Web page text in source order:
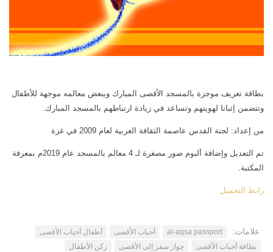
العروض التقديمية
دروس علمية
ركن الأطفال
بطاقة تعريف موجزة بالمسجد الأقصى المبارك وببعض معالمه موجهة للأطفال
وتتضمن إثباتا لهويتهم وتساعد في زيادة ارتباطهم بالمسجد المبارك.
من إعداد: لجنة القدس عاصمة الثقافة العربية لعام 2009 في غزة
تم التعديل وإضافة ألبوم صور مصغرة لـ 4 معالم بالمسجد عام 2019م بمعرفة
المكتبة.
رابط التحميل
علامات: al-aqsa passport أحباب الأقصى‬
أطفال أحباب الأقصى
بطاقة أحباب الأقصى
جواز سفر إلى الأقصى ركن الأطفال